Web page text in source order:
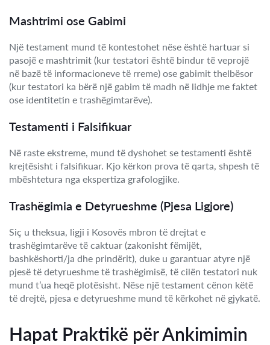
Mashtrimi ose Gabimi
Një testament mund të kontestohet nëse është hartuar si
pasojë e mashtrimit (kur testatori është bindur të veprojë
në bazë të informacioneve të rreme) ose gabimit thelbësor
(kur testatori ka bërë një gabim të madh në lidhje me faktet
ose identitetin e trashëgimtarëve).
Testamenti i Falsifikuar
Në raste ekstreme, mund të dyshohet se testamenti është
krejtësisht i falsifikuar. Kjo kërkon prova të qarta, shpesh të
mbështetura nga ekspertiza grafologjike.
Trashëgimia e Detyrueshme (Pjesa Ligjore)
Siç u theksua, ligji i Kosovës mbron të drejtat e
trashëgimtarëve të caktuar (zakonisht fëmijët,
bashkëshorti/ja dhe prindërit), duke u garantuar atyre një
pjesë të detyrueshme të trashëgimisë, të cilën testatori nuk
mund t’ua heqë plotësisht. Nëse një testament cënon këtë
të drejtë, pjesa e detyrueshme mund të kërkohet në gjykatë.
Hapat Praktikë për Ankimimin